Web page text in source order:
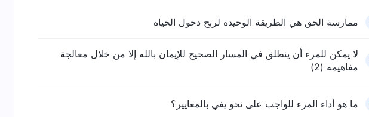
ممارسة الحق هي الطريقة الوحيدة لربح دخول الحياة
لا يمكن للمرء أن ينطلق في المسار الصحيح للإيمان بالله إلا من خلال معالجة
مفاهيمه (2)
ما هو أداء المرء للواجب على نحو يفي بالمعايير؟